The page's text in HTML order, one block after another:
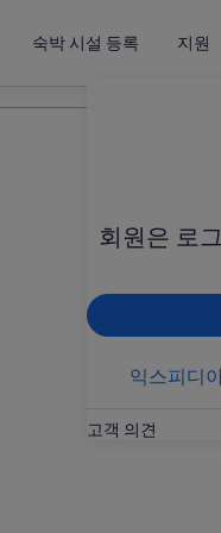
숙박 시설 등록 지원
회원은 로
익스피디
고객 의견